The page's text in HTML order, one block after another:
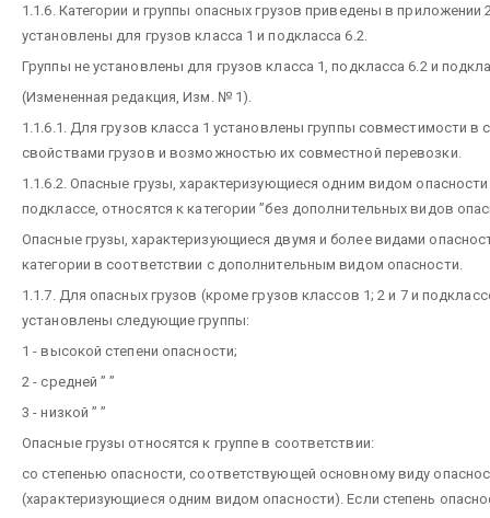
1.1.6. Категории и группы опасных грузов приведены в приложении
установлены для грузов класса 1 и подкласса 6.2.
Группы не установлены для грузов класса 1, подкласса 6.2 и
(Измененная редакция, Изм. № 1).
1.1.6.1. Для грузов класса 1 установлены группы совместимости в
свойствами грузов и возможностью их совместной перевозки.
1.1.6.2. Опасные грузы, характеризующиеся одним видом
подклассе, относятся к категории ”без дополнительных видов
Опасные грузы, характеризующиеся двумя и более видами
категории в соответствии с дополнительным видом опасности.
1.1.7. Для опасных грузов (кроме грузов классов 1; 2 и 7 и
установлены следующие группы:
1 - высокой степени опасности;
2 - средней ” ”
3 - низкой ” ”
Опасные грузы относятся к группе в соответствии:
со степенью опасности, соответствующей основному виду
(характеризующиеся одним видом опасности). Если степень